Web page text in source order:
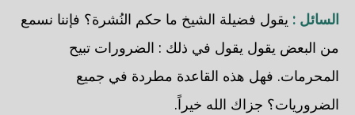
السائل : يقول فضيلة الشيخ ما حكم النُشرة؟ فإننا نسمع
من البعض يقول يقول في ذلك : الضرورات تبيح
المحرمات. فهل هذه القاعدة مطردة في جميع
الضروريات؟ جزاك الله خيراً.